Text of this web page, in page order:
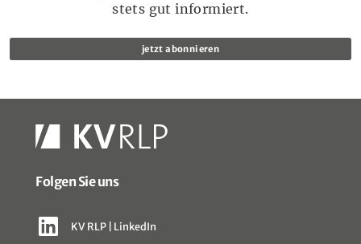
stets gut informiert.
jetzt abonnieren
Folgen Sie uns
KV RLP | LinkedIn